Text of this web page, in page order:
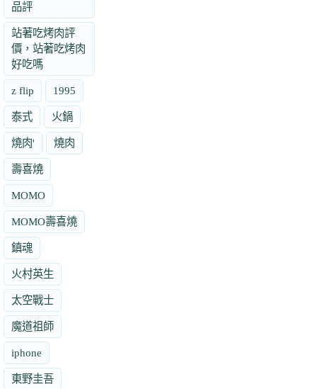
品評
站著吃烤肉評
價，站著吃烤肉
好吃嗎
z flip 1995
泰式 火鍋
燒肉' 燒肉
壽喜燒
MOMO
MOMO壽喜燒
鎮魂
火村英生
太空戰士
魔道祖師
iphone
東野圭吾